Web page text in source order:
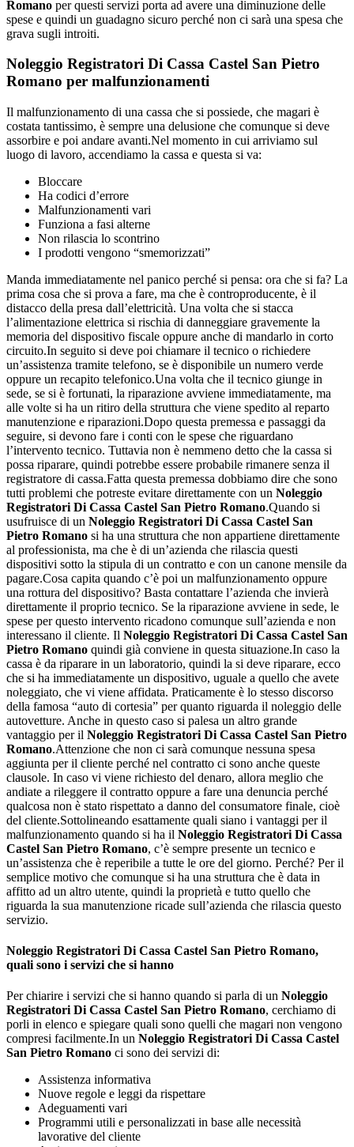
Romano per questi servizi porta ad avere una diminuzione delle
spese e quindi un guadagno sicuro perché non ci sarà una spesa che
grava sugli introiti.
Noleggio Registratori Di Cassa Castel San Pietro
Romano per malfunzionamenti
Il malfunzionamento di una cassa che si possiede, che magari è
costata tantissimo, è sempre una delusione che comunque si deve
assorbire e poi andare avanti.Nel momento in cui arriviamo sul
luogo di lavoro, accendiamo la cassa e questa si va:
Bloccare
Ha codici d’errore
Malfunzionamenti vari
Funziona a fasi alterne
Non rilascia lo scontrino
I prodotti vengono “smemorizzati”
Manda immediatamente nel panico perché si pensa: ora che si fa? La
prima cosa che si prova a fare, ma che è controproducente, è il
distacco della presa dall’elettricità. Una volta che si stacca
l’alimentazione elettrica si rischia di danneggiare gravemente la
memoria del dispositivo fiscale oppure anche di mandarlo in corto
circuito.In seguito si deve poi chiamare il tecnico o richiedere
un’assistenza tramite telefono, se è disponibile un numero verde
oppure un recapito telefonico.Una volta che il tecnico giunge in
sede, se si è fortunati, la riparazione avviene immediatamente, ma
alle volte si ha un ritiro della struttura che viene spedito al reparto
manutenzione e riparazioni.Dopo questa premessa e passaggi da
seguire, si devono fare i conti con le spese che riguardano
l’intervento tecnico. Tuttavia non è nemmeno detto che la cassa si
possa riparare, quindi potrebbe essere probabile rimanere senza il
registratore di cassa.Fatta questa premessa dobbiamo dire che sono
tutti problemi che potreste evitare direttamente con un Noleggio
Registratori Di Cassa Castel San Pietro Romano.Quando si
usufruisce di un Noleggio Registratori Di Cassa Castel San
Pietro Romano si ha una struttura che non appartiene direttamente
al professionista, ma che è di un’azienda che rilascia questi
dispositivi sotto la stipula di un contratto e con un canone mensile da
pagare.Cosa capita quando c’è poi un malfunzionamento oppure
una rottura del dispositivo? Basta contattare l’azienda che invierà
direttamente il proprio tecnico. Se la riparazione avviene in sede, le
spese per questo intervento ricadono comunque sull’azienda e non
interessano il cliente. Il Noleggio Registratori Di Cassa Castel San
Pietro Romano quindi già conviene in questa situazione.In caso la
cassa è da riparare in un laboratorio, quindi la si deve riparare, ecco
che si ha immediatamente un dispositivo, uguale a quello che avete
noleggiato, che vi viene affidata. Praticamente è lo stesso discorso
della famosa “auto di cortesia” per quanto riguarda il noleggio delle
autovetture. Anche in questo caso si palesa un altro grande
vantaggio per il Noleggio Registratori Di Cassa Castel San Pietro
Romano.Attenzione che non ci sarà comunque nessuna spesa
aggiunta per il cliente perché nel contratto ci sono anche queste
clausole. In caso vi viene richiesto del denaro, allora meglio che
andiate a rileggere il contratto oppure a fare una denuncia perché
qualcosa non è stato rispettato a danno del consumatore finale, cioè
del cliente.Sottolineando esattamente quali siano i vantaggi per il
malfunzionamento quando si ha il Noleggio Registratori Di Cassa
Castel San Pietro Romano, c’è sempre presente un tecnico e
un’assistenza che è reperibile a tutte le ore del giorno. Perché? Per il
semplice motivo che comunque si ha una struttura che è data in
affitto ad un altro utente, quindi la proprietà e tutto quello che
riguarda la sua manutenzione ricade sull’azienda che rilascia questo
servizio.
Noleggio Registratori Di Cassa Castel San Pietro Romano,
quali sono i servizi che si hanno
Per chiarire i servizi che si hanno quando si parla di un Noleggio
Registratori Di Cassa Castel San Pietro Romano, cerchiamo di
porli in elenco e spiegare quali sono quelli che magari non vengono
compresi facilmente.In un Noleggio Registratori Di Cassa Castel
San Pietro Romano ci sono dei servizi di:
Assistenza informativa
Nuove regole e leggi da rispettare
Adeguamenti vari
Programmi utili e personalizzati in base alle necessità
lavorative del cliente